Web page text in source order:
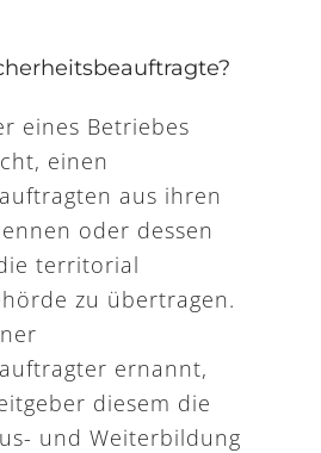
eines Betriebes
einen
aus ihren
oder dessen
territorial
zu übertragen.
ernannt,
diesem die
und Weiterbildung